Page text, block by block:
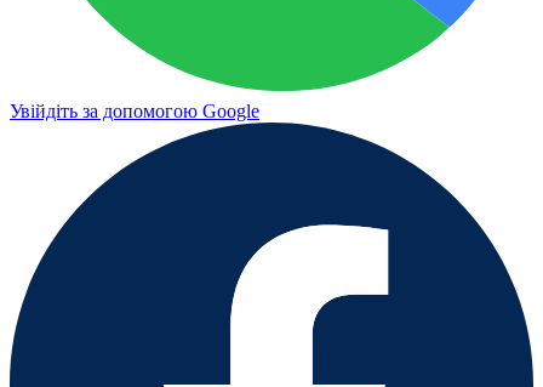
Увійдіть за допомогою Google